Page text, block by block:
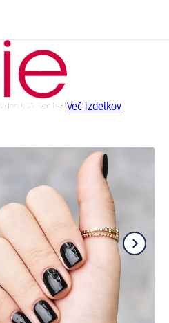
Več izdelkov